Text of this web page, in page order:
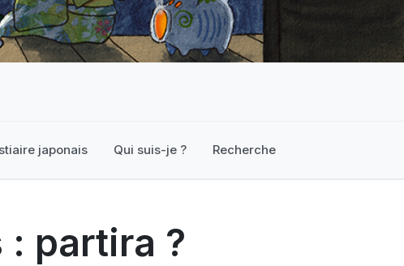
japonais Qui suis-je ? Recherche
: partira ?